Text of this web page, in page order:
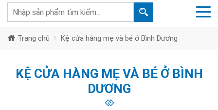
Trang chủ Kệ cửa hàng mẹ và bé ở Bình Dương
KỆ CỬA HÀNG MẸ VÀ BÉ Ở BÌNH
DƯƠNG